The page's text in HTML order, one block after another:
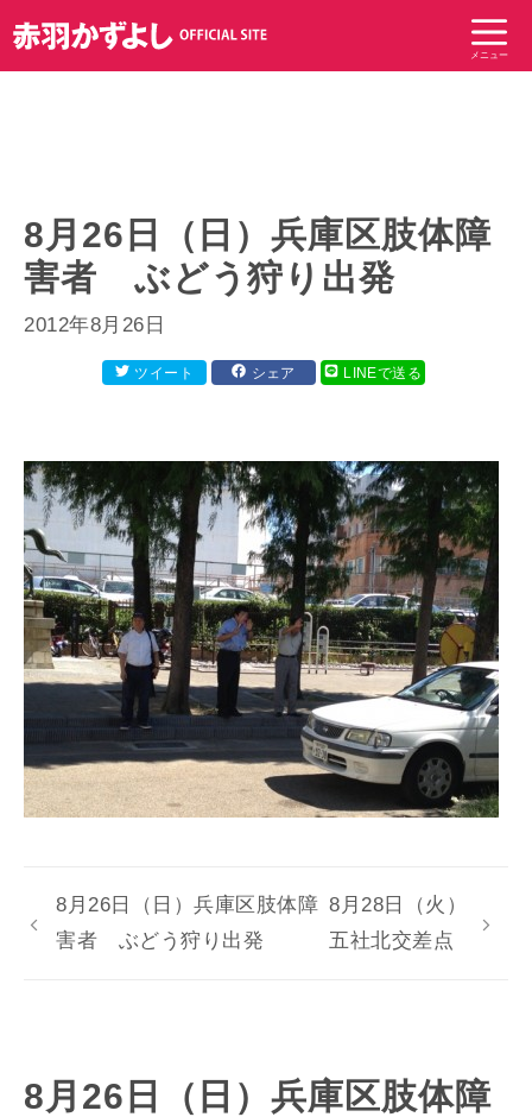
ン
テ
メニュー
8月26日（日）兵庫区肢体障
害者 ぶどう狩り出発
2012年8月26日
ツイート シェア LINEで送る
8月26日（日）兵庫区肢体障
害者 ぶどう狩り出発
8月28日（火）
五社北交差点
8月26日（日）兵庫区肢体障